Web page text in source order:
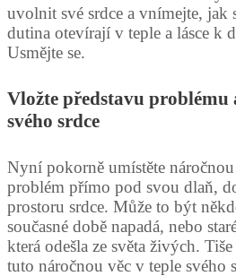
uvolnit své srdce a vnímejte, jak
dutina otevírají v teple a lásce k
Usmějte se.
Vložte představu problému
svého srdce
Nyní pokorně umístěte
problém přímo pod svou dlaň,
prostoru srdce. Může to být
současné době napadá, nebo
která odešla ze světa živých.
tuto náročnou věc v teple svého